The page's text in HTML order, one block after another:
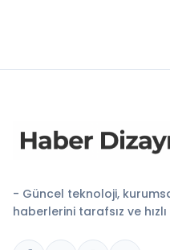
- Güncel teknoloji,
haberlerini tarafsız ve